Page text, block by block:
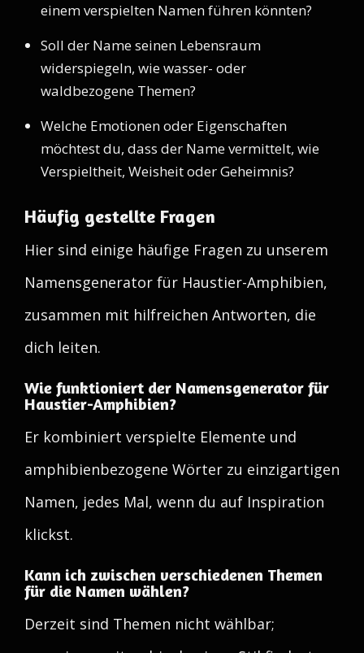
einem verspielten Namen führen könnten?
Soll der Name seinen Lebensraum
widerspiegeln, wie wasser- oder
waldbezogene Themen?
Welche Emotionen oder Eigenschaften
möchtest du, dass der Name vermittelt, wie
Verspieltheit, Weisheit oder Geheimnis?
Häufig gestellte Fragen
Hier sind einige häufige Fragen zu unserem
Namensgenerator für Haustier-Amphibien,
zusammen mit hilfreichen Antworten, die
dich leiten.
Wie funktioniert der Namensgenerator für
Haustier-Amphibien?
Er kombiniert verspielte Elemente und
amphibienbezogene Wörter zu einzigartigen
Namen, jedes Mal, wenn du auf Inspiration
klickst.
Kann ich zwischen verschiedenen Themen
für die Namen wählen?
Derzeit sind Themen nicht wählbar;